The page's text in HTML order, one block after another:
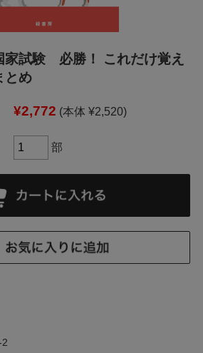
家試験 必勝！ これだけ覚え
とめ
¥2,772 (本体 ¥2,520)
部